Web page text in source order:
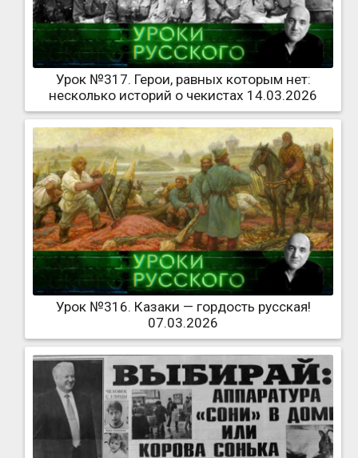
Урок №317. Герои, равных которым нет:
несколько историй о чекистах 14.03.2026
Урок №316. Казаки — гордость русская!
07.03.2026